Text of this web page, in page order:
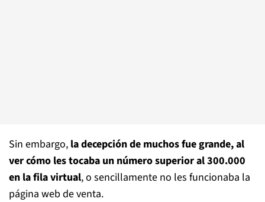
Sin embargo, la decepción de muchos fue grande, al
ver cómo les tocaba un número superior al 300.000
en la fila virtual, o sencillamente no les funcionaba la
página web de venta.